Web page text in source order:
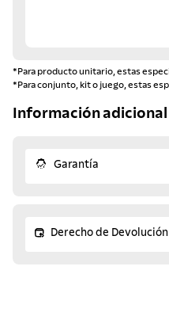
*Para producto unitario, estas
*Para conjunto, kit o juego, estas
Información adicional
Garantía
Derecho de